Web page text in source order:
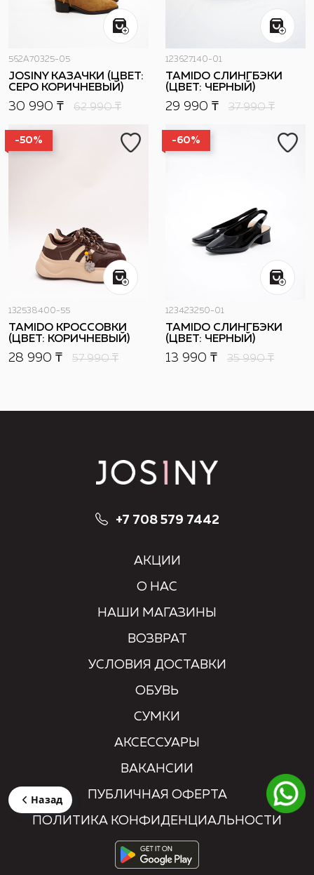
562A70325-05
JOSINY КАЗАЧКИ (ЦВЕТ:
СЕРО КОРИЧНЕВЫЙ)
30 990 ₸ 62 990₸
123627140-01
TAMIDO СЛИНГБЭКИ
(ЦВЕТ: ЧЕРНЫЙ)
29 990 ₸ 37 990₸
-50%
132538400-55
TAMIDO КРОССОВКИ
(ЦВЕТ: КОРИЧНЕВЫЙ)
28 990 ₸ 57 990₸
-60%
123423250-01
TAMIDO СЛИНГБЭКИ
(ЦВЕТ: ЧЕРНЫЙ)
13 990 ₸ 35 990₸
+7 708 579 7442
АКЦИИ
О НАС
НАШИ МАГАЗИНЫ
ВОЗВРАТ
УСЛОВИЯ ДОСТАВКИ
ОБУВЬ
СУМКИ
АКСЕССУАРЫ
ВАКАНСИИ
ПУБЛИЧНАЯ ОФЕРТА
ПОЛИТИКА КОНФИДЕНЦИАЛЬНОСТИ
Назад